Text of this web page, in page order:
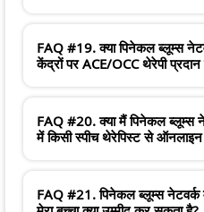
FAQ #19. क्या पिनेकल ब्लूम्स
केंद्रों पर ACE/OCC थेरेपी
FAQ #20. क्या मैं पिनेकल ब्लूम्स
में किसी स्पीच थेरेपिस्ट से ऑनलाइन
FAQ #21. पिनेकल ब्लूम्स नेटवर्क